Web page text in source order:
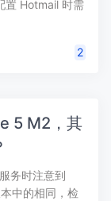
置 Hotmail 时需
2
5 M2，其
务时注意到
中的相同，检